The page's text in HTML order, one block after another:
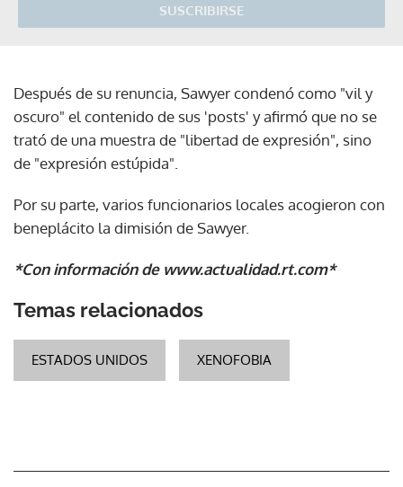
SUSCRIBIRSE
Después de su renuncia, Sawyer condenó como "vil y
oscuro" el contenido de sus 'posts' y afirmó que no se
trató de una muestra de "libertad de expresión", sino
de "expresión estúpida".
Por su parte, varios funcionarios locales acogieron con
beneplácito la dimisión de Sawyer.
*Con información de www.actualidad.rt.com*
Temas relacionados
ESTADOS UNIDOS XENOFOBIA